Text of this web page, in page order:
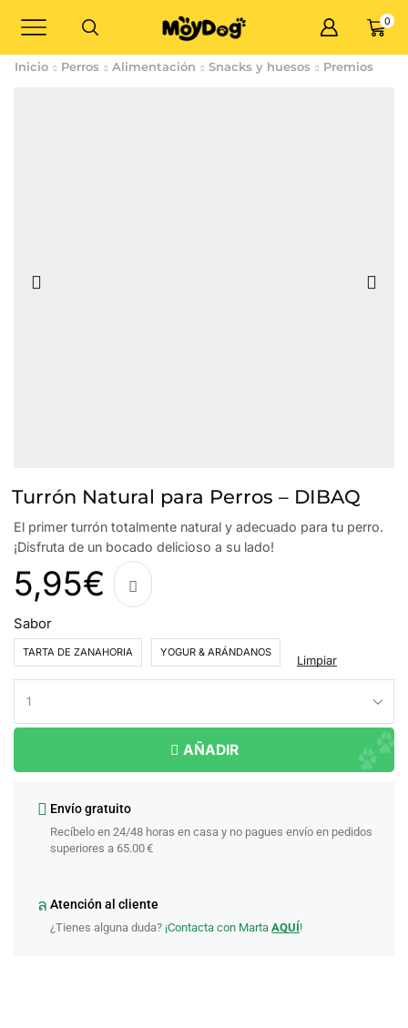
0
Inicio Perros Alimentación Snacks y huesos Premios
Turrón Natural para Perros – DIBAQ
El primer turrón totalmente natural y adecuado para tu perro.
¡Disfruta de un bocado delicioso a su lado!
5,95€
Sabor
TARTA DE ZANAHORIA YOGUR & ARÁNDANOS
Limpiar
AÑADIR
Envío gratuito
Recíbelo en 24/48 horas en casa y no pagues envío en pedidos
superiores a 65.00 €
Atención al cliente
¿Tienes alguna duda? ¡Contacta con Marta AQUÍ!